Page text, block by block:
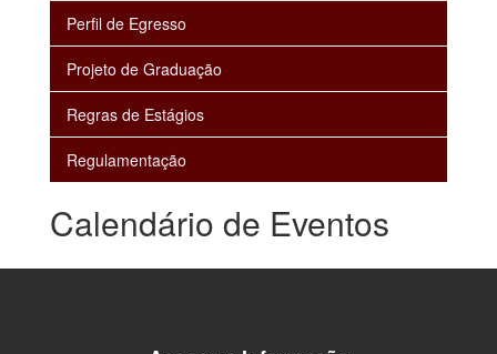
Perfil de Egresso
Projeto de Graduação
Regras de Estágios
Regulamentação
Calendário de Eventos